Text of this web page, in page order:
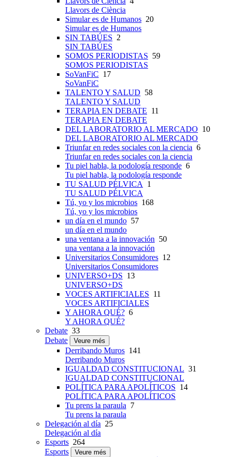
Llavors de Ciència
Simular es de Humanos 20
Simular es de Humanos
SIN TABÚES 2
SIN TABÚES
SOMOS PERIODISTAS 59
SOMOS PERIODISTAS
SoVanFiC 17
SoVanFiC
TALENTO Y SALUD 58
TALENTO Y SALUD
TERAPIA EN DEBATE 11
TERAPIA EN DEBATE
DEL LABORATORIO AL MERCADO 10
DEL LABORATORIO AL MERCADO
Triunfar en redes sociales con la ciencia 6
Triunfar en redes sociales con la ciencia
Tu piel habla, la podología responde 6
Tu piel habla, la podología responde
TU SALUD PÉLVICA
1
TU SALUD PÉLVICA
Tú, yo y los microbios 168
Tú, yo y los microbios
un día en el mundo 57
un día en el mundo
una ventana a la innovación 50
una ventana a la innovación
Universitarios Consumidores 12
Universitarios Consumidores
UNIVERSO+DS 13
UNIVERSO+DS
VOCES ARTIFICIALES 11
VOCES ARTIFICIALES
Y AHORA QUÉ? 6
Y AHORA QUÉ?
Debate 33
Debate
Veure més
Derribando Muros 141
Derribando Muros
IGUALDAD CONSTITUCIONAL 31
IGUALDAD CONSTITUCIONAL
POLÍTICA PARA APOLÍTICOS 14
POLÍTICA PARA APOLÍTICOS
Tu prens la paraula 7
Tu prens la paraula
Delegación al día 25
Delegación al día
Esports 264
Esports
Veure més